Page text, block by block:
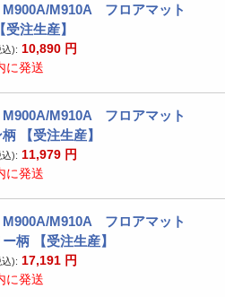
M910A フロアマット
注生産】
): 10,890 円
に発送
M910A フロアマット
【受注生産】
): 11,979 円
に発送
M910A フロアマット
柄 【受注生産】
): 17,191 円
に発送